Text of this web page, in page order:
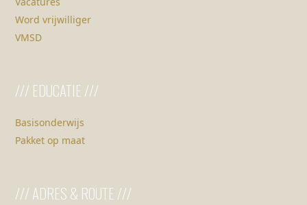
Word vrijwilliger
VMSD
/// EDUCATIE ///
Basisonderwijs
Pakket op maat
/// ADRES & ROUTE ///